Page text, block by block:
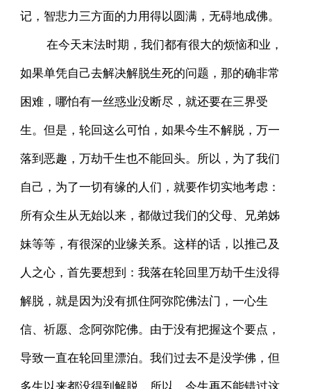
记，智悲力三方面的力用得以圆满，无碍地成佛。
在今天末法时期，我们都有很大的烦恼和业，
如果单凭自己去解决解脱生死的问题，那的确非常
困难，哪怕有一丝惑业没断尽，就还要在三界受
生。但是，轮回这么可怕，如果今生不解脱，万一
落到恶趣，万劫千生也不能回头。所以，为了我们
自己，为了一切有缘的人们，就要作切实地考虑：
所有众生从无始以来，都做过我们的父母、兄弟姊
妹等等，有很深的业缘关系。这样的话，以推己及
人之心，首先要想到：我落在轮回里万劫千生没得
解脱，就是因为没有抓住阿弥陀佛法门，一心生
信、祈愿、念阿弥陀佛。由于没有把握这个要点，
导致一直在轮回里漂泊。我们过去不是没学佛，但
多生以来都没得到解脱，所以，今生再不能错过这